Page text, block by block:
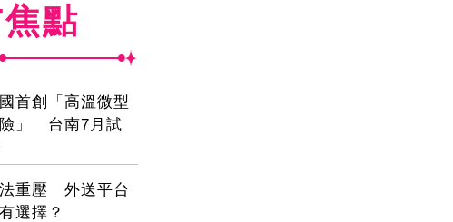
點
首創「高溫微型
」 台南7月試
重壓 外送平台
選擇？